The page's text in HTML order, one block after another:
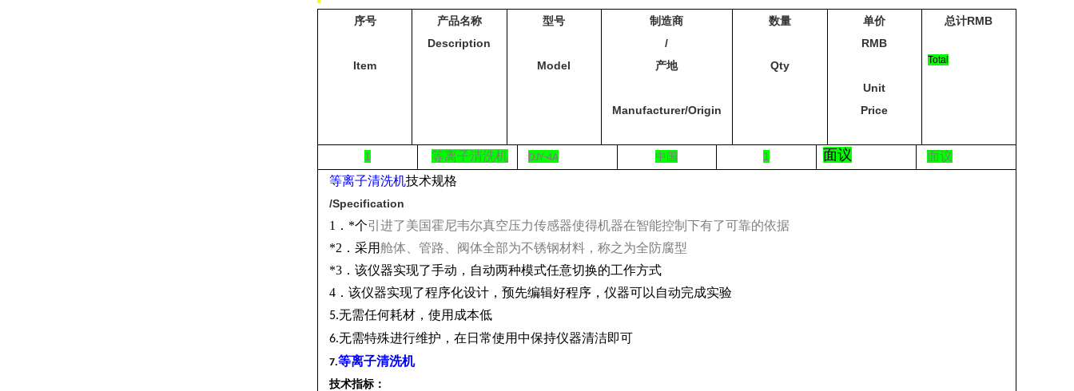
序号
Item
产品名称
Description
型号
Model
制造商
/
产地
Manufacturer/Origin
数量
Qty
单价
RMB
Unit
Price
总计RMB
Total
1 等离子清洗机 DJY-4A 中国 1 面议
面议
等离子清洗机技术规格
/Specification
1 ．*个引进了美国霍尼韦尔真空压力传感器使得机器在智能控制下有了可靠的依据
*2 ．采用舱体、管路、阀体全部为不锈钢材料，称之为全防腐型
*3．该仪器实现了手动，自动两种模式任意切换的工作方式
4．该仪器实现了程序化设计，预先编辑好程序，仪器可以自动完成实验
5.无需任何耗材，使用成本低
6.无需特殊进行维护，在日常使用中保持仪器清洁即可
7.等离子清洗机
技术指标：